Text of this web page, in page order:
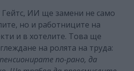
ИИ ще замени не само
но и работниците на
и в хотелите. Това ще
на ролята на труда:
по-рано, да